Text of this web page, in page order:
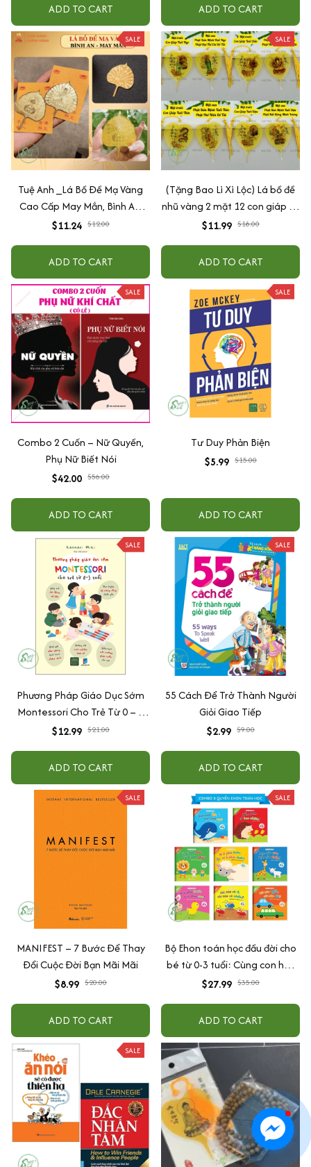
ADD TO CART ADD TO CART
SALE
Tuệ Anh _Lá Bồ Đề Mạ Vàng
Cao Cấp May Mắn, Bình An,
Chiêu Tài Lộc
$11.24 $12.00
ADD TO CART
SALE
(Tặng Bao Lì Xì Lộc) Lá bồ đề
nhũ vàng 2 mặt 12 con giáp và
phật bản mệnh, để ốp lưng
quang
$11.99 $18.00
ADD TO CART
SALE
Combo 2 Cuốn – Nữ Quyền,
Phụ Nữ Biết Nói
$42.00 $56.00
ADD TO CART
SALE
Tư Duy Phản Biện
$5.99 $15.00
ADD TO CART
SALE
Phương Pháp Giáo Dục Sớm
Montessori Cho Trẻ Từ 0 – 3
Tuổi
$12.99 $21.00
ADD TO CART
SALE
55 Cách Để Trở Thành Người
Giỏi Giao Tiếp
$2.99 $9.00
ADD TO CART
SALE
MANIFEST – 7 Bước Để Thay
Đổi Cuộc Đời Bạn Mãi Mãi
$8.99 $20.00
ADD TO CART
SALE
Bộ Ehon toán học đầu đời cho
bé từ 0-3 tuổi: Cùng con học
toán (song ngữ Việt Anh)
$27.99 $35.00
ADD TO CART
SALE